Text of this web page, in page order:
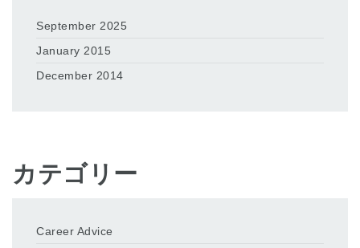
September 2025
January 2015
December 2014
カテゴリー
Career Advice